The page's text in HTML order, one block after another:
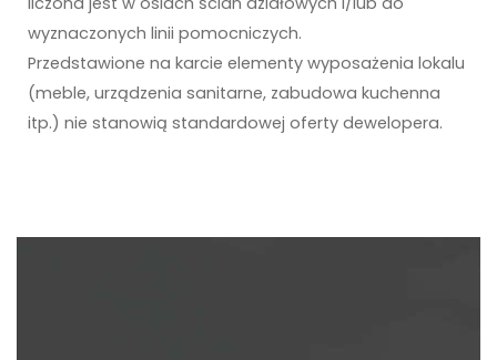
wyznaczonych linii pomocniczych.
Przedstawione na karcie elementy wyposażenia lokalu
(meble, urządzenia sanitarne, zabudowa kuchenna
itp.) nie stanowią standardowej oferty dewelopera.